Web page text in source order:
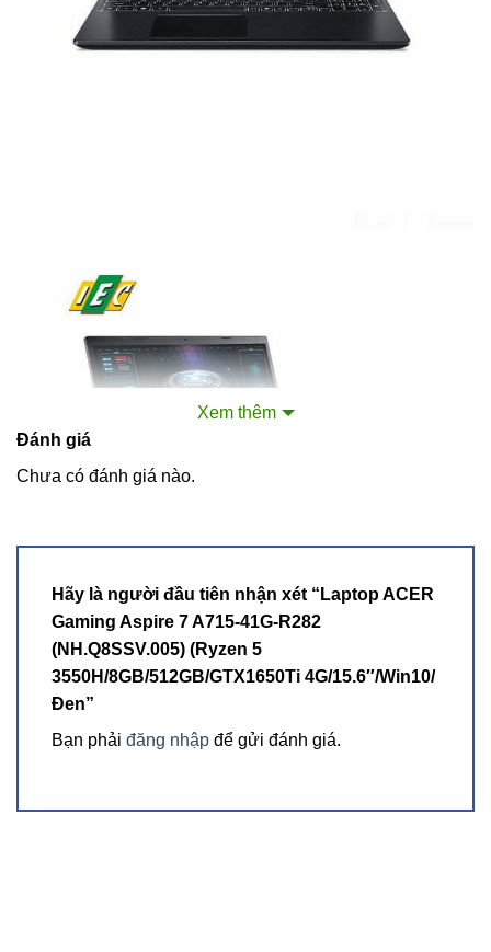
Xem thêm
Đánh giá
Chưa có đánh giá nào.
Hãy là người đầu tiên nhận xét “Laptop ACER
Gaming Aspire 7 A715-41G-R282
(NH.Q8SSV.005) (Ryzen 5
3550H/8GB/512GB/GTX1650Ti 4G/15.6″/Win10/
Đen”
Bạn phải đăng nhập để gửi đánh giá.